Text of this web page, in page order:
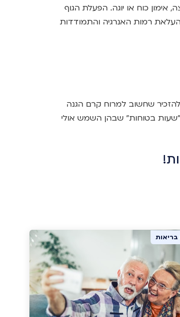
אימון כוח או יוגה. הפעלת הגוף
רמות האנרגיה והתמודדות
שחשוב למרוח קרם הגנה
בטוחות” שבהן השמש אולי
סיעוד
בריאות